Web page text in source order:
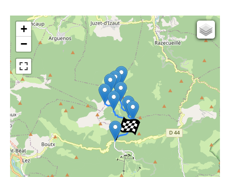
+
−
Cartes IGN
Open Topo Map
Open Street Map
ESRI Word Imagery
Photographies aériennes